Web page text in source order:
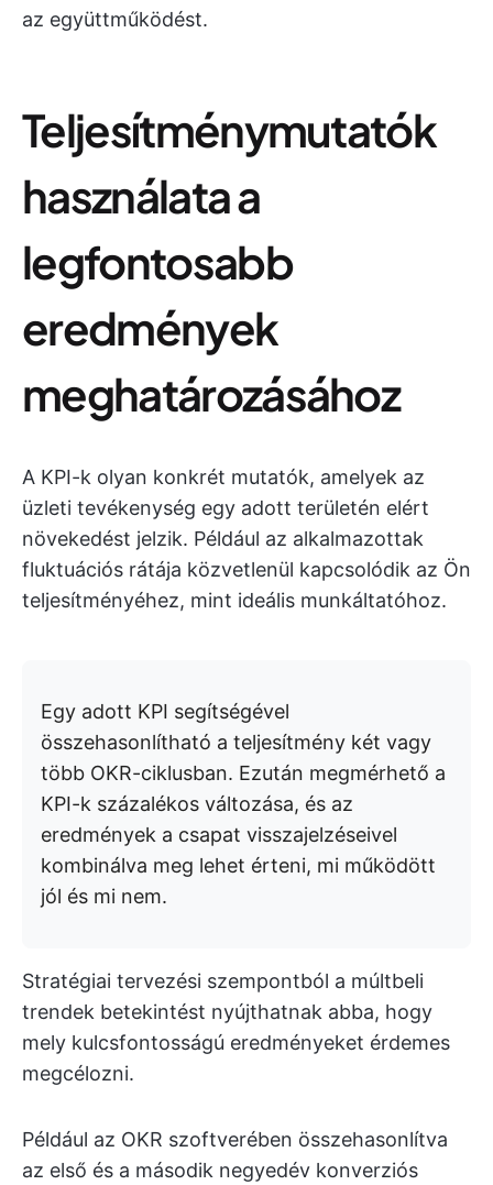
az együttműködést.
Teljesítménymutatók
használata a
legfontosabb
eredmények
meghatározásához
A KPI-k olyan konkrét mutatók, amelyek az
üzleti tevékenység egy adott területén elért
növekedést jelzik. Például az alkalmazottak
fluktuációs rátája közvetlenül kapcsolódik az Ön
teljesítményéhez, mint ideális munkáltatóhoz.
Egy adott KPI segítségével
összehasonlítható a teljesítmény két vagy
több OKR-ciklusban. Ezután megmérhető a
KPI-k százalékos változása, és az
eredmények a csapat visszajelzéseivel
kombinálva meg lehet érteni, mi működött
jól és mi nem.
Stratégiai tervezési szempontból a múltbeli
trendek betekintést nyújthatnak abba, hogy
mely kulcsfontosságú eredményeket érdemes
megcélozni.
Például az OKR szoftverében összehasonlítva
az első és a második negyedév konverziós